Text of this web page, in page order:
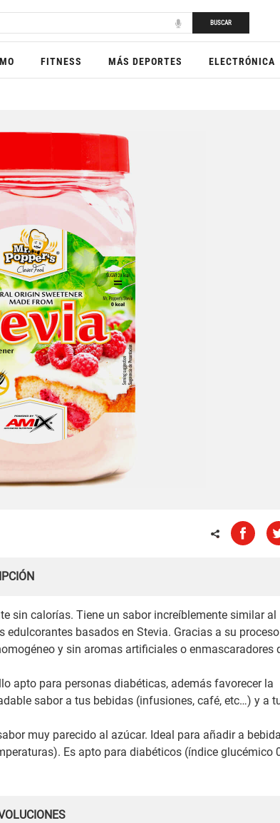
BUSCAR
FITNESS MÁS DEPORTES ELECTRÓNICA
sin calorías. Tiene un sabor increíblemente similar al
basados en Stevia. Gracias a su proceso
y sin aromas artificiales o enmascaradores
apto para personas diabéticas, además favorecer la
sabor a tus bebidas (infusiones, café, etc…) y a
muy parecido al azúcar. Ideal para añadir a
Es apto para diabéticos (índice glucémico